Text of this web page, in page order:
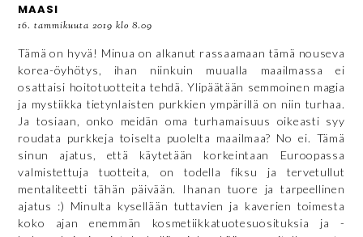
MAASI
16. tammikuuta 2019 klo 8.09
Tämä on hyvä! Minua on alkanut rassaamaan tämä nouseva
korea-öyhötys, ihan niinkuin muualla maailmassa ei
osattaisi hoitotuotteita tehdä. Ylipäätään semmoinen magia
ja mystiikka tietynlaisten purkkien ympärillä on niin turhaa.
Ja tosiaan, onko meidän oma turhamaisuus oikeasti syy
roudata purkkeja toiselta puolelta maailmaa? No ei. Tämä
sinun ajatus, että käytetään korkeintaan Euroopassa
valmistettuja tuotteita, on todella fiksu ja tervetullut
mentaliteetti tähän päivään. Ihanan tuore ja tarpeellinen
ajatus :) Minulta kysellään tuttavien ja kaverien toimesta
koko ajan enemmän kosmetiikkatuotesuosituksia ja -